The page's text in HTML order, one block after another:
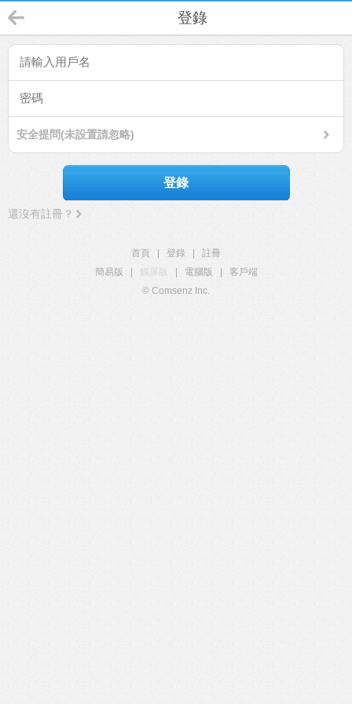
登錄
安全提問(未設置請忽略)
登錄
還沒有註冊？
首頁 登錄
註冊
簡易版
觸屏版 電腦版
客戶端
© Comsenz Inc.